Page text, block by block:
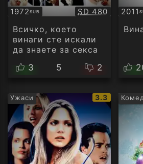
1972SUB
Субтитри Качество:
SD 480
Всичко, което
винаги сте искали
да знаете за секса
3
5 2
2011
Ужаси
IMDb
рейтинг:
3.3